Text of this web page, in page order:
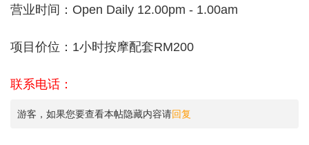
营业时间：Open Daily 12.00pm - 1.00am
项目价位：1小时按摩配套RM200
联系电话：
游客，如果您要查看本帖隐藏内容请回复